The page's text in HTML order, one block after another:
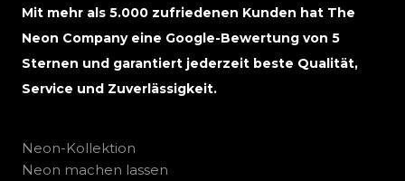
Mit mehr als 5.000 zufriedenen Kunden hat The
Neon Company eine Google-Bewertung von 5
Sternen und garantiert jederzeit beste Qualität,
Service und Zuverlässigkeit.
Neon-Kollektion
Neon machen lassen